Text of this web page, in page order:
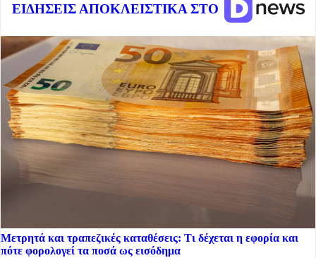
ΕΙΔΗΣΕΙΣ ΑΠΟΚΛΕΙΣΤΙΚΑ ΣΤΟ
Μετρητά και τραπεζικές καταθέσεις: Τι δέχεται η εφορία και
πότε φορολογεί τα ποσά ως εισόδημα